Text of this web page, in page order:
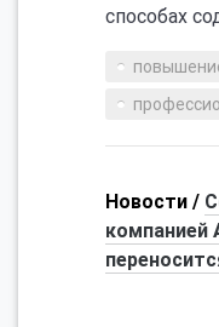
способах
Новости /
компанией